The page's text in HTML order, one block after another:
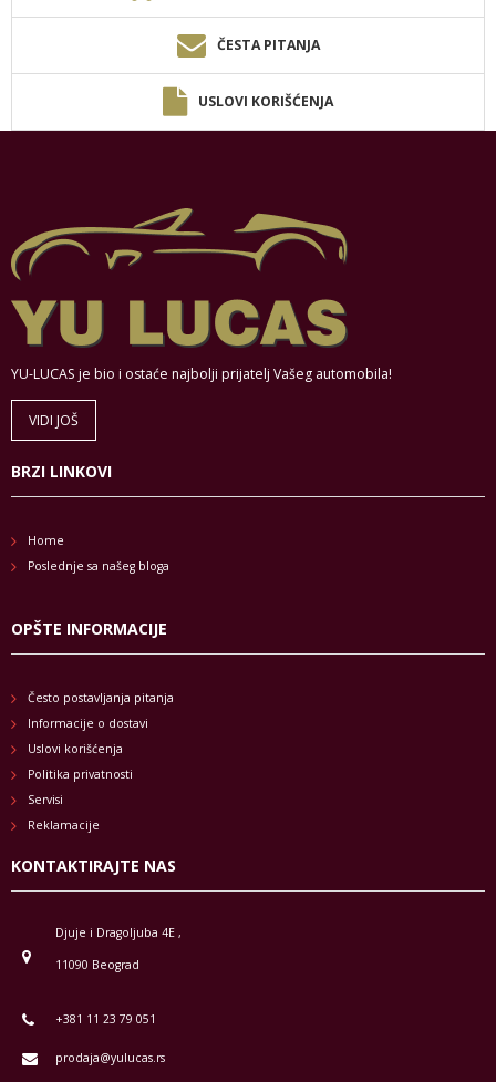
ČESTA PITANJA
USLOVI KORIŠĆENJA
YU-LUCAS je bio i ostaće najbolji prijatelj Vašeg automobila!
VIDI JOŠ
BRZI LINKOVI
Home
Poslednje sa našeg bloga
OPŠTE INFORMACIJE
Često postavljanja pitanja
Informacije o dostavi
Uslovi korišćenja
Politika privatnosti
Servisi
Reklamacije
KONTAKTIRAJTE NAS
Djuje i Dragoljuba 4E ,
11090 Beograd
+381 11 23 79 051
prodaja@yulucas.rs